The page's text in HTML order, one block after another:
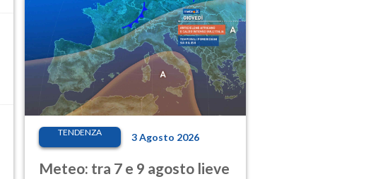
TENDENZA 3 Agosto 2026
Meteo: tra 7 e 9 agosto lieve